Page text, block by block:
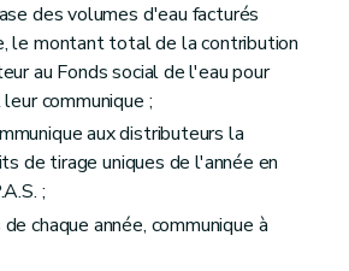
des volumes d'eau facturés
le montant total de la contribution
au Fonds social de l'eau pour
communique ;
aux distributeurs la
de tirage uniques de l'année en
;
chaque année, communique à